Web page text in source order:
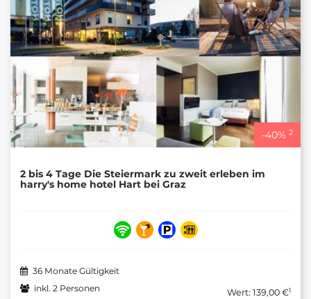
-40% 2
2 bis 4 Tage Die Steiermark zu zweit erleben im
harry's home hotel Hart bei Graz
36 Monate Gültigkeit
inkl. 2 Personen
Wert: 139,00 €1